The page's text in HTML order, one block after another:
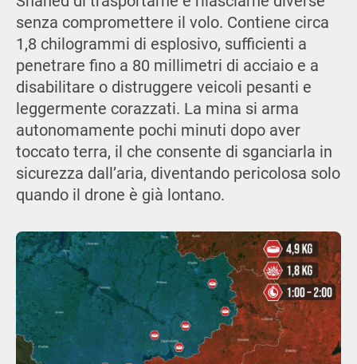
senza compromettere il volo. Contiene circa
1,8 chilogrammi di esplosivo, sufficienti a
penetrare fino a 80 millimetri di acciaio e a
disabilitare o distruggere veicoli pesanti e
leggermente corazzati. La mina si arma
autonomamente pochi minuti dopo aver
toccato terra, il che consente di sganciarla in
sicurezza dall’aria, diventando pericolosa solo
quando il drone è già lontano.